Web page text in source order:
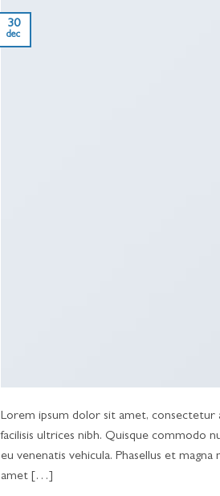
30
dec
Lorem ipsum dolor sit amet, consectetur
facilisis ultrices nibh. Quisque commodo
eu venenatis vehicula. Phasellus et
amet […]